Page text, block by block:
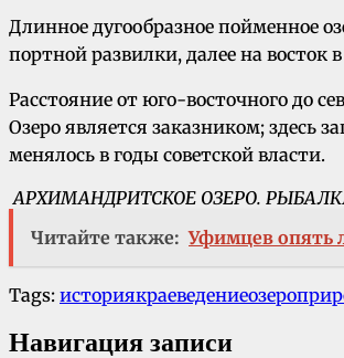
Длинное дугообразное пойменное
портной развилки, далее на восток
Расстояние от юго-восточного до
Озеро является заказником; здесь
менялось в годы советской власти.
АРХИМАНДРИТСКОЕ ОЗЕРО.
Читайте также: Уфимцев опять
Tags: историякраеведениеозеро
Навигация записи